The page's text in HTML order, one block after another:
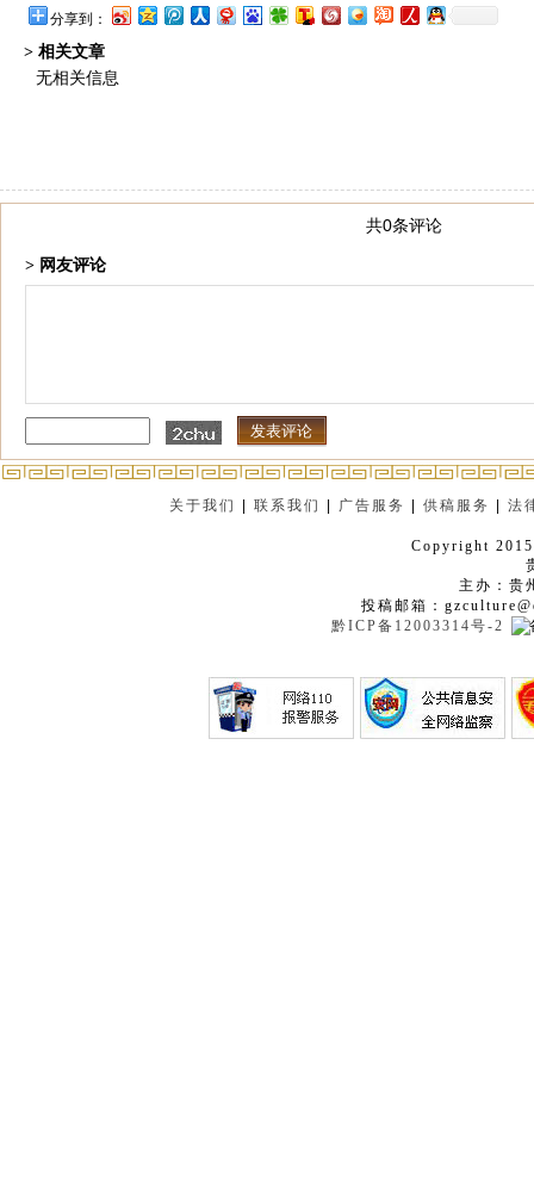
分享到：
> 相关文章
无相关信息
共0条评论
> 网友评论
关于我们 |联系我们 广告服务 |供稿服务 |法
Copyright
主办：贵
投稿邮箱：
黔ICP备12003314号-2